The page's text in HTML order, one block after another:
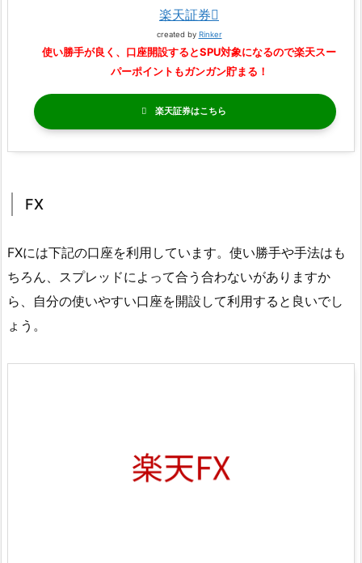
楽天証券
created by Rinker
使い勝手が良く、口座開設するとSPU対象になるので楽天スー
パーポイントもガンガン貯まる！
楽天証券
FX
FXには下記の口座を利用しています。使い勝手や手法はも
ちろん、スプレッドによって合う合わないがありますか
ら、自分の使いやすい口座を開設して利用すると良いでし
ょう。